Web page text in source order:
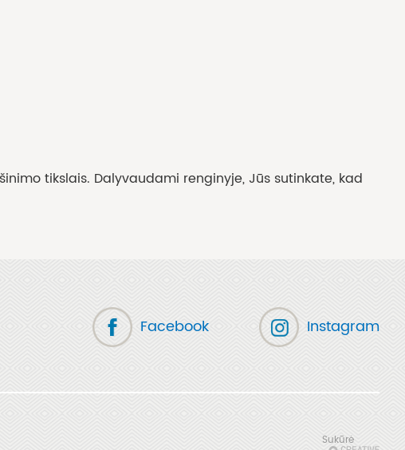
tikslais. Dalyvaudami renginyje, Jūs sutinkate, kad
Facebook Instagram
Sukūrė